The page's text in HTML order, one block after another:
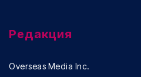
Редакция
Overseas Media Inc.